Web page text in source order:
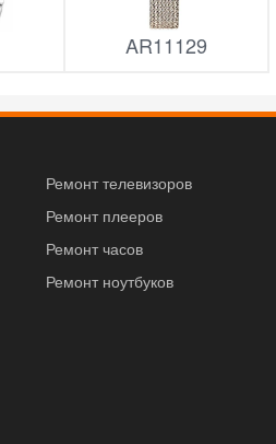
AR11129
Ремонт телевизоров
Ремонт плееров
Ремонт часов
Ремонт ноутбуков